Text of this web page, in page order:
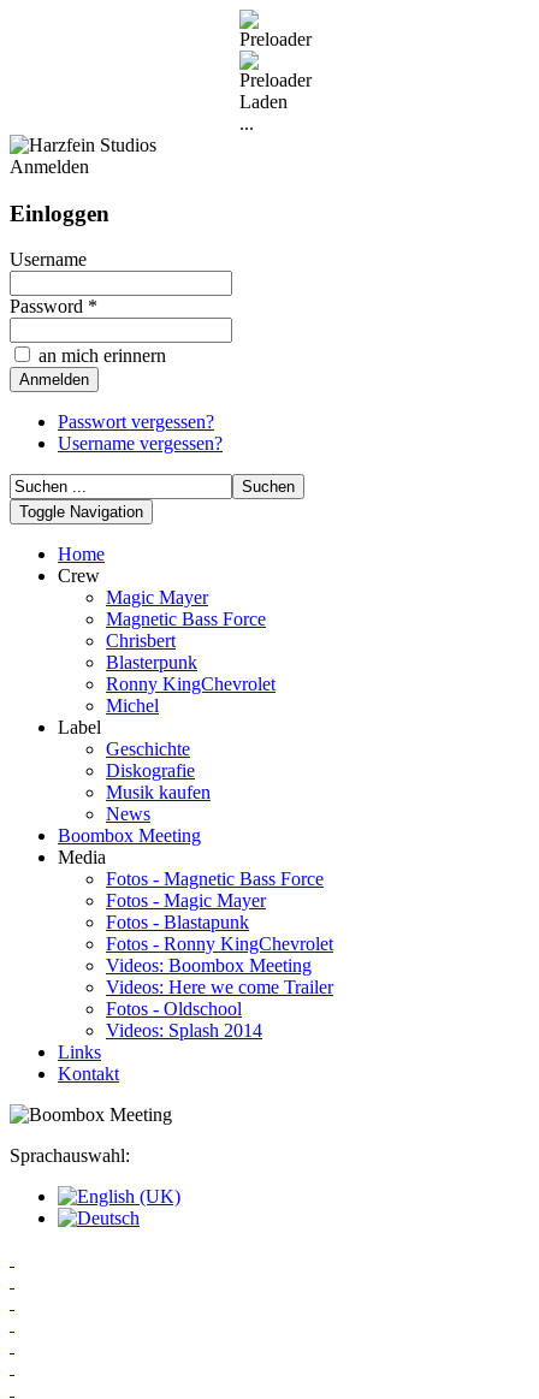
Laden
...
Anmelden
Einloggen
Username
Password *
an mich erinnern
Passwort vergessen?
Username vergessen?
Toggle Navigation
Home
Crew
Magic Mayer
Magnetic Bass Force
Chrisbert
Blasterpunk
Ronny KingChevrolet
Michel
Label
Geschichte
Diskografie
Musik kaufen
News
Boombox Meeting
Media
Fotos - Magnetic Bass Force
Fotos - Magic Mayer
Fotos - Blastapunk
Fotos - Ronny KingChevrolet
Videos: Boombox Meeting
Videos: Here we come Trailer
Fotos - Oldschool
Videos: Splash 2014
Links
Kontakt
Sprachauswahl: